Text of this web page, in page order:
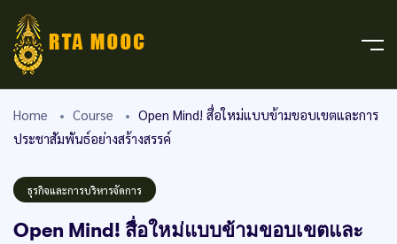
Home Course
Open Mind! สื่อใหม่แบบข้ามขอบเขตและการ
ประชาสัมพันธ์อย่างสร้างสรรค์
ธุรกิจและการบริหารจัดการ
Open Mind! สื่อใหม่แบบข้ามขอบเขตและ